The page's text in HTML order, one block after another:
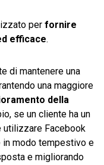
per fornire
efficace.
di mantenere una
una maggiore
della
se un cliente ha un
utilizzare Facebook
modo tempestivo e
e migliorando